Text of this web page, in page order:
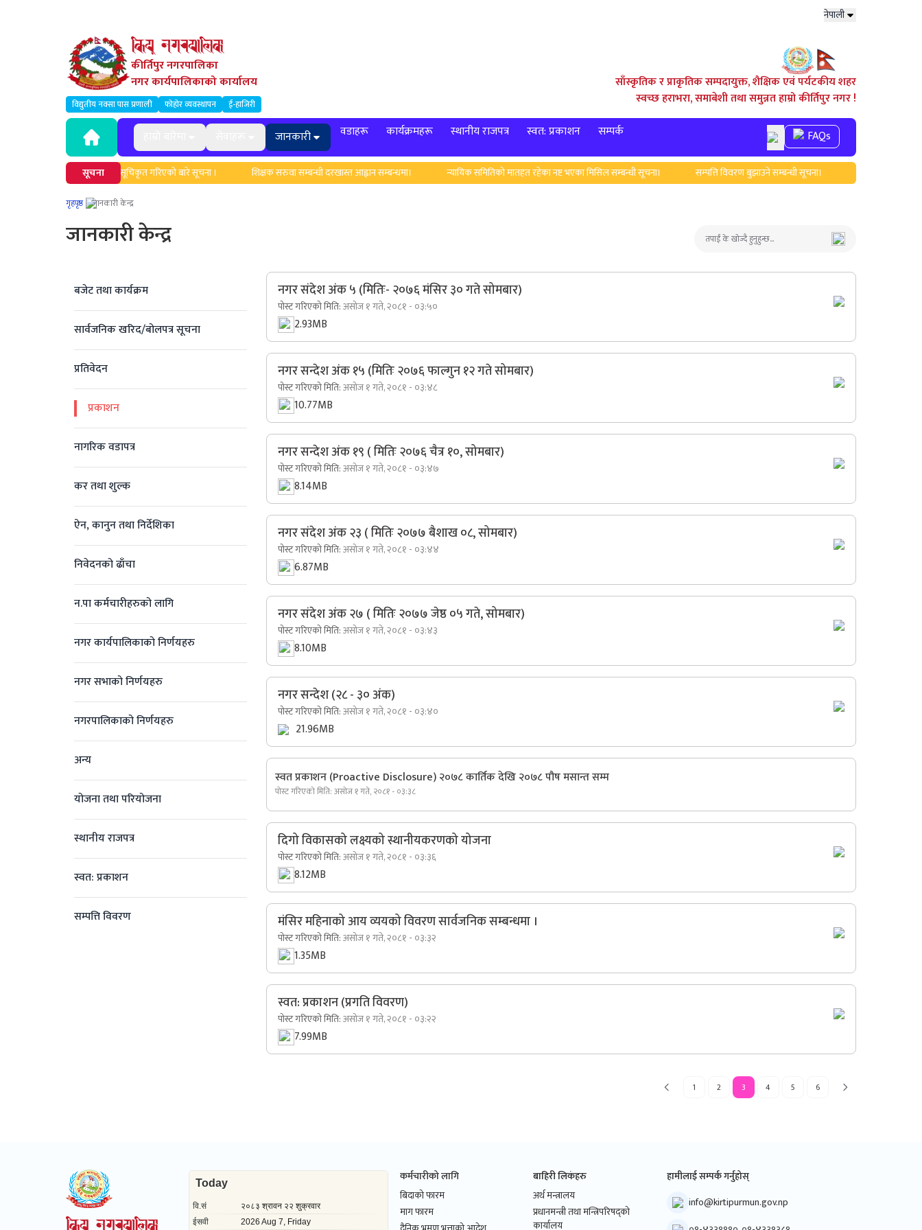
नेपाली
कीर्तिपुर नगरपालिका
नगर कार्यपालिकाको कार्यालय
विद्युतीय नक्सा पास प्रणाली फोहोर व्यवस्थापन ई-हाजिरी
साँस्कृतिक र प्राकृतिक सम्पदायुक्त, शैक्षिक एवं पर्यटकीय शहर
स्वच्छ हराभरा, समाबेशी तथा समुन्नत हाम्रो कीर्तिपुर नगर !
जानकारी वडाहरू कार्यक्रमहरू स्थानीय राजपत्र स्वत: प्रकाशन सम्पर्क FAQs
सूचना
नामावली अद्यावधिक एवं सूचिकृत गरिएको बारे सूचना । शिक्षक सरुवा सम्बन्धी दरखास्त आह्वान सम्बन्धमा। न्यायिक समितिको मातहत रहेका नष्ट भएका मिसिल सम्बन्धी सूचना। सम्पत्ति विवरण बुझाउने सम्बन्धी सूचना।
गृहपृष्ठ जानकारी केन्द्र
जानकारी केन्द्र
बजेट तथा कार्यक्रम
सार्वजनिक खरिद/बोलपत्र सूचना
प्रतिवेदन
प्रकाशन
नागरिक वडापत्र
कर तथा शुल्क
ऐन, कानुन तथा निर्देशिका
निवेदनको ढाँचा
न.पा कर्मचारीहरुको लागि
नगर कार्यपालिकाको निर्णयहरु
नगर सभाको निर्णयहरु
नगरपालिकाको निर्णयहरु
अन्य
योजना तथा परियोजना
स्थानीय राजपत्र
स्वत: प्रकाशन
सम्पत्ति विवरण
नगर संदेश अंक ५ (मितिः- २०७६ मंसिर ३० गते सोमबार)
पोस्ट गरिएको मिति:असोज १ गते, २०८१ - ०३:५०
2.93MB
नगर सन्देश अंक १५ (मितिः २०७६ फाल्गुन १२ गते सोमबार)
पोस्ट गरिएको मिति:असोज १ गते, २०८१ - ०३:४८
10.77MB
नगर सन्देश अंक १९ ( मितिः २०७६ चैत्र १०, सोमबार)
पोस्ट गरिएको मिति:असोज १ गते, २०८१ - ०३:४७
8.14MB
नगर संदेश अंक २३ ( मितिः २०७७ बैशाख ०८, सोमबार)
पोस्ट गरिएको मिति:असोज १ गते, २०८१ - ०३:४४
6.87MB
नगर संदेश अंक २७ ( मितिः २०७७ जेष्ठ ०५ गते, सोमबार)
पोस्ट गरिएको मिति:असोज १ गते, २०८१ - ०३:४३
8.10MB
नगर सन्देश (२८ - ३० अंक)
पोस्ट गरिएको मिति:असोज १ गते, २०८१ - ०३:४०
21.96MB
स्वत प्रकाशन (Proactive Disclosure) २०७८ कार्तिक देखि २०७८ पौष मसान्त सम्म
पोस्ट गरिएको मिति: असोज १ गते, २०८१ - ०३:३८
दिगो विकासको लक्ष्यको स्थानीयकरणको योजना
पोस्ट गरिएको मिति:असोज १ गते, २०८१ - ०३:३६
8.12MB
मंसिर महिनाको आय व्ययको विवरण सार्वजनिक सम्बन्धमा ।
पोस्ट गरिएको मिति:असोज १ गते, २०८१ - ०३:३२
1.35MB
स्वत: प्रकाशन (प्रगति विवरण)
पोस्ट गरिएको मिति:असोज १ गते, २०८१ - ०३:२२
7.99MB
1 2 3 4 5 6
कर्मचारीको लागि
बिदाको फारम
माग फारम
बाहिरी लिकंहरु
अर्थ मन्त्रालय
प्रधानमन्त्री तथा मन्त्रिपरिषद्को
कार्यालय
हामीलाई सम्पर्क गर्नुहोस्
info@kirtipurmun.gov.np